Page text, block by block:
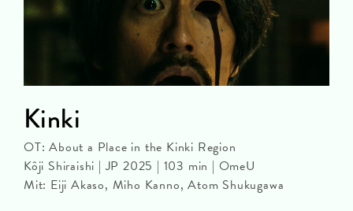
Kinki
OT: About a Place in the Kinki Region
Kôji Shiraishi | JP 2025 | 103 min | OmeU
Mit: Eiji Akaso, Miho Kanno, Atom Shukugawa